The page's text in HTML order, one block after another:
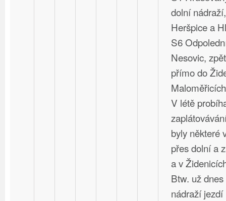
dolní
Heršpice a
S6
Nesovic,
přímo do
V létě
byly některé
přes dolní a
a v
Btw. už
nádraží